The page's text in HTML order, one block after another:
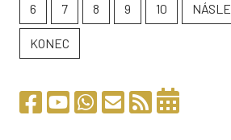
6 7 8 9 10
KONEC